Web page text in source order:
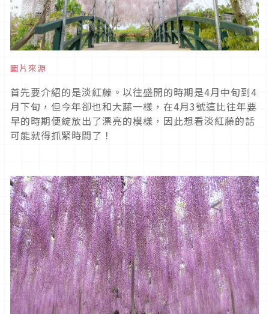
圖片來源
首先要介紹的是淡紅藤。以往盛開的時期是4月中旬到4
月下旬，但今年卻也和大藤一樣，在4月3號這比往年要
早的時期便綻放出了漂亮的模樣，因此想看淡紅藤的話
可能就得抓緊時間了！